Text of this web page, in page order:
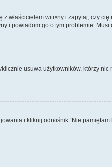
właścicielem witryny i zapytaj, czy
i powiadom go o tym problemie. Musi
usuwa użytkowników, którzy nic
i kliknij odnośnik “Nie pamiętam